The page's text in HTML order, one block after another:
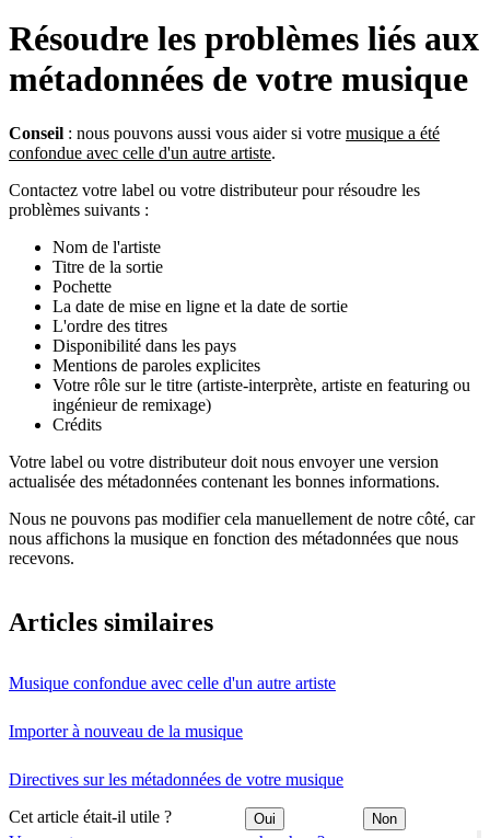
Résoudre les problèmes liés aux
métadonnées de votre musique
Conseil : nous pouvons aussi vous aider si votre musique a été
confondue avec celle d'un autre artiste.
Contactez votre label ou votre distributeur pour résoudre les
problèmes suivants :
Nom de l'artiste
Titre de la sortie
Pochette
La date de mise en ligne et la date de sortie
L'ordre des titres
Disponibilité dans les pays
Mentions de paroles explicites
Votre rôle sur le titre (artiste-interprète, artiste en featuring ou
ingénieur de remixage)
Crédits
Votre label ou votre distributeur doit nous envoyer une version
actualisée des métadonnées contenant les bonnes informations.
Nous ne pouvons pas modifier cela manuellement de notre côté, car
nous affichons la musique en fonction des métadonnées que nous
recevons.
Articles similaires
Musique confondue avec celle d'un autre artiste
Importer à nouveau de la musique
Directives sur les métadonnées de votre musique
Cet article était-il utile ? Oui Non